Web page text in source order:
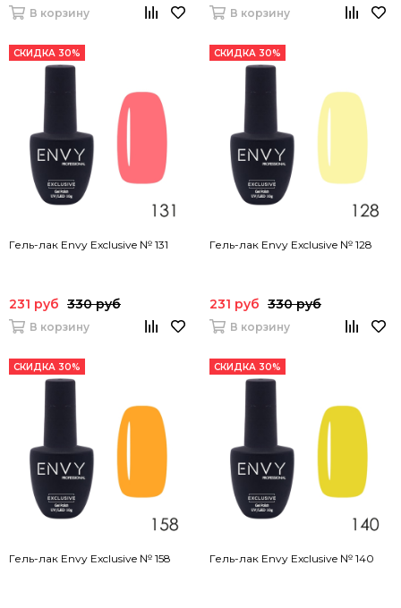
В корзину В корзину
СКИДКА 30%
Гель-лак Envy Exclusive № 131
231 руб 330 руб
В корзину
СКИДКА 30%
Гель-лак Envy Exclusive № 128
231 руб 330 руб
В корзину
СКИДКА 30%
Гель-лак Envy Exclusive № 158
СКИДКА 30%
Гель-лак Envy Exclusive № 140